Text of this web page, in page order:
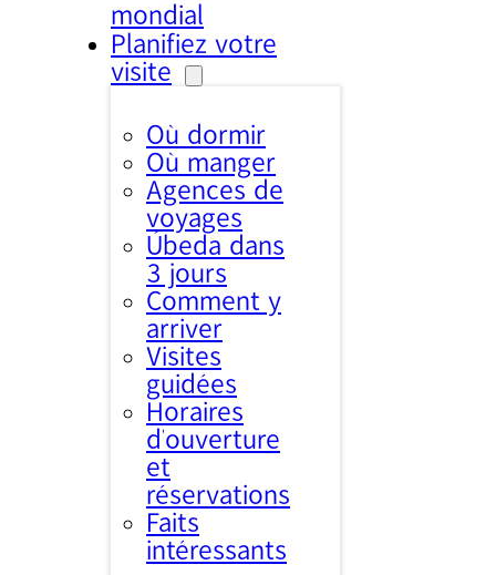
mondial
Planifiez votre
visite
Où dormir
Où manger
Agences de
voyages
Úbeda dans
3 jours
Comment y
arriver
Visites
guidées
Horaires
d’ouverture
et
réservations
Faits
intéressants